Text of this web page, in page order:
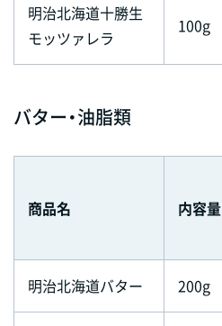
明治北海道十勝生
モッツァレラ
100g
バター・油脂類
商品名 内容量
明治北海道バター 200g